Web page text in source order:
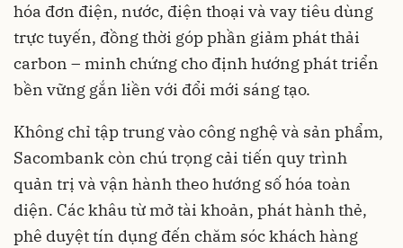
hóa đơn điện, nước, điện thoại và vay tiêu dùng
trực tuyến, đồng thời góp phần giảm phát thải
carbon – minh chứng cho định hướng phát triển
bền vững gắn liền với đổi mới sáng tạo.
Không chỉ tập trung vào công nghệ và sản phẩm,
Sacombank còn chú trọng cải tiến quy trình
quản trị và vận hành theo hướng số hóa toàn
diện. Các khâu từ mở tài khoản, phát hành thẻ,
phê duyệt tín dụng đến chăm sóc khách hàng